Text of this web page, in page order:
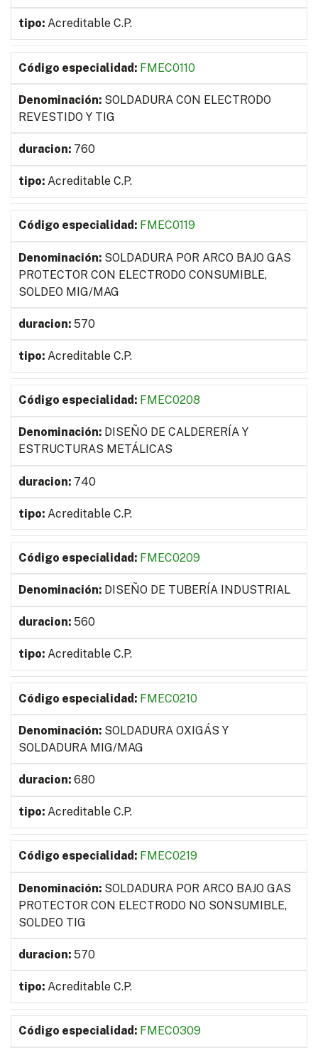
Acreditable C.P.
FMEC0110
SOLDADURA CON ELECTRODO
REVESTIDO Y TIG
760
Acreditable C.P.
FMEC0119
SOLDADURA POR ARCO BAJO GAS
PROTECTOR CON ELECTRODO CONSUMIBLE,
SOLDEO MIG/MAG
570
Acreditable C.P.
FMEC0208
DISEÑO DE CALDERERÍA Y
ESTRUCTURAS METÁLICAS
740
Acreditable C.P.
FMEC0209
DISEÑO DE TUBERÍA INDUSTRIAL
560
Acreditable C.P.
FMEC0210
SOLDADURA OXIGÁS Y
SOLDADURA MIG/MAG
680
Acreditable C.P.
FMEC0219
SOLDADURA POR ARCO BAJO GAS
PROTECTOR CON ELECTRODO NO SONSUMIBLE,
SOLDEO TIG
570
Acreditable C.P.
FMEC0309